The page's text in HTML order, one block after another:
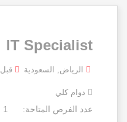
IT Specialist
الرياض, السعودية قبل 45 يوم
دوام كلي
عدد الفرص المتاحة: 1